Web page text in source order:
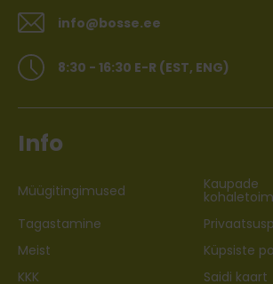
info@bosse.ee
8:30 - 16:30 E-R (EST, ENG)
Info
Müügitingimused Kaupade
Tagastamine
Meist
Küpsiste
KKK
Saidi kaart